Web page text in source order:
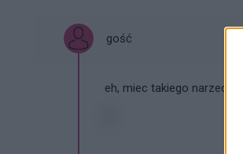
gość
eh, miec takiego